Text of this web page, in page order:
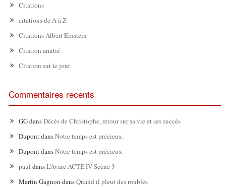
Citations
citations de A à Z
Citations Albert Einstein
Citation amitié
Citation sur le jour
Commentaires recents
GGdansDécès de Christophe, retour sur sa vie et ses succès
DupontdansNotre temps est précieux.
DupontdansNotre temps est précieux.
paul dansL’Avare ACTE IV Scène 3
Martin Gagnon dansQuand il pleut des roubles